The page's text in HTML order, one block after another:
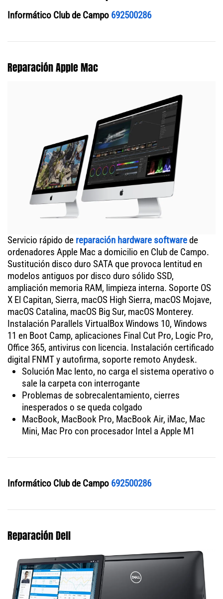
Informático Club de Campo 692500286
Reparación Apple Mac
Servicio rápido de reparación hardware softwarede
ordenadores Apple Mac a domicilio en Club de Campo.
Sustitución disco duro SATA que provoca lentitud en
modelos antiguos por disco duro sólido SSD,
ampliación memoria RAM, limpieza interna. Soporte OS
X El Capitan, Sierra, macOS High Sierra, macOS Mojave,
macOS Catalina, macOS Big Sur, macOS Monterey.
Instalación Parallels VirtualBox Windows 10, Windows
11 en Boot Camp, aplicaciones Final Cut Pro, Logic Pro,
Office 365, antivirus con licencia. Instalación certificado
digital FNMT y autofirma, soporte remoto Anydesk.
Solución Mac lento, no carga el sistema operativo o
sale la carpeta con interrogante
Problemas de sobrecalentamiento, cierres
inesperados o se queda colgado
MacBook, MacBook Pro, MacBook Air, iMac, Mac
Mini, Mac Pro con procesador Intel a Apple M1
Informático Club de Campo 692500286
Reparación Dell